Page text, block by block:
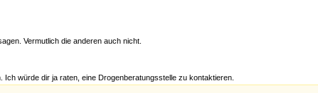
Vermutlich die anderen auch nicht.
würde dir ja raten, eine Drogenberatungsstelle zu kontaktieren.